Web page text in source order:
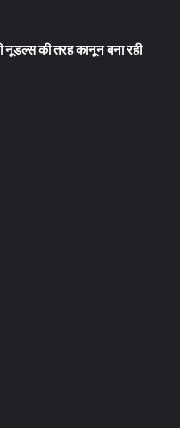
नूडल्स की तरह कानून बना रही